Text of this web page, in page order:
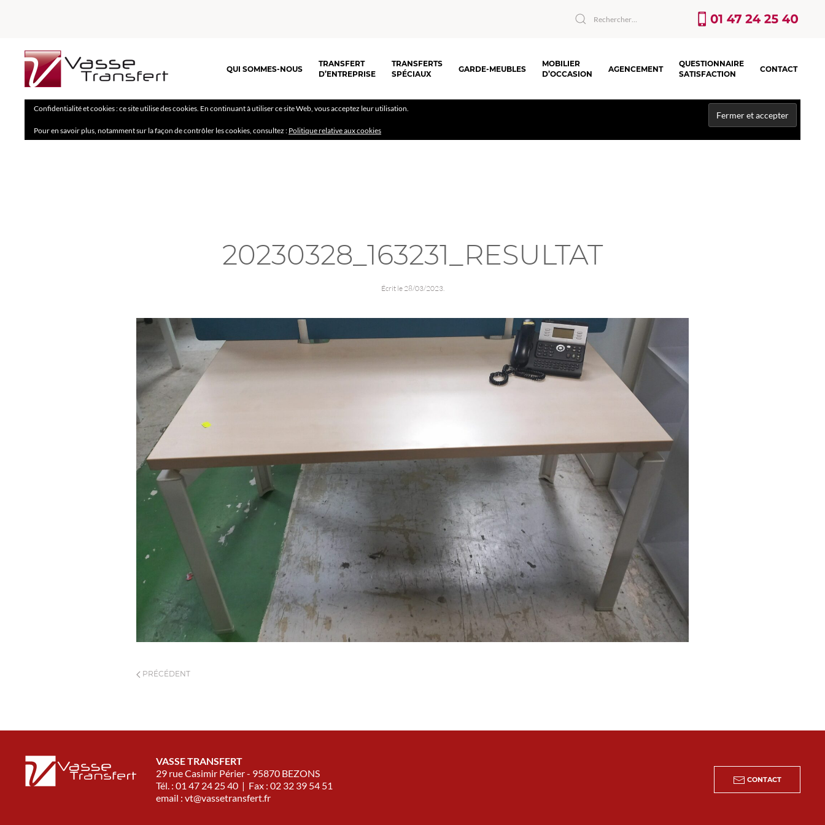
QUI SOMMES-NOUS
TRANSFERT
D’ENTREPRISE
TRANSFERTS
SPÉCIAUX
GARDE-MEUBLES
MOBILIER
D’OCCASION
AGENCEMENT
QUESTIONNAIRE
SATISFACTION
CONTACT
Confidentialité et cookies : ce site utilise des cookies. En continuant à utiliser ce site Web, vous acceptez leur utilisation.
Pour en savoir plus, notamment sur la façon de contrôler les cookies, consultez : Politique relative aux cookies
20230328_163231_RESULTAT
Écrit le 28/03/2023.
PRÉCÉDENT
VASSE TRANSFERT
29 rue Casimir Périer - 95870 BEZONS
Tél. : 01 47 24 25 40 | Fax : 02 32 39 54 51
email : vt@vassetransfert.fr
CONTACT